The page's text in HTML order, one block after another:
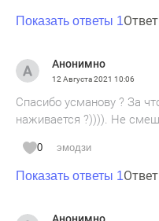
Показать ответы 1
Анонимно
12 Августа 2021 10:06
Спасибо усманову ? За
наживается ?)))). Не
0 эмодзи
Показать ответы 1